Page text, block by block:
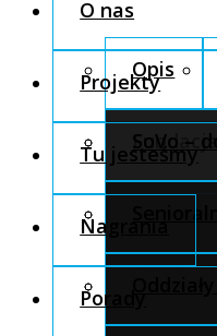
O nas
Opis
Projekty
SoVo –
Tu jesteśmy
Radia
Nagrania
Porady